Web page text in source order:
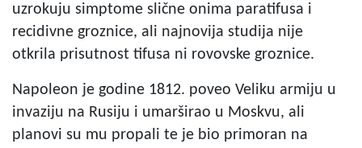
uzrokuju simptome slične onima paratifusa i
recidivne groznice, ali najnovija studija nije
otkrila prisutnost tifusa ni rovovske groznice.
Napoleon je godine 1812. poveo Veliku armiju u
invaziju na Rusiju i umarširao u Moskvu, ali
planovi su mu propali te je bio primoran na